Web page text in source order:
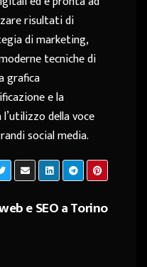
risultati di
di marketing,
tecniche di
grafica
e la
della voce
social media.
e SEO a Torino